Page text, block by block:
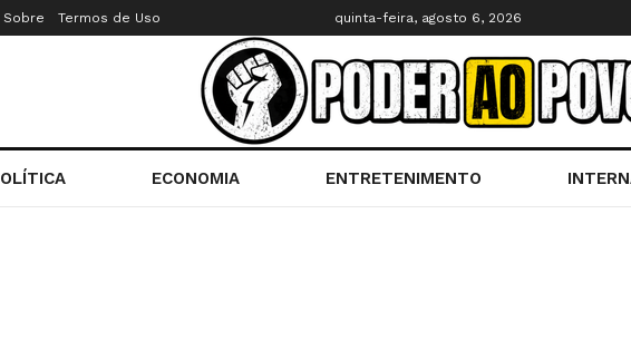
Sobre Termos de Uso quinta-feira, agosto 6, 2026
ECONOMIA ENTRETENIMENTO